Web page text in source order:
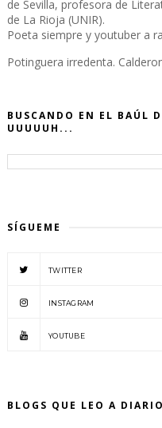
de Sevilla, profesora de
de La Rioja (UNIR).
Poeta siempre y youtuber a
Potinguera irredenta.
BUSCANDO EN EL BAÚL
UUUUUH...
SÍGUEME
TWITTER
INSTAGRAM
YOUTUBE
BLOGS QUE LEO A DIARIO